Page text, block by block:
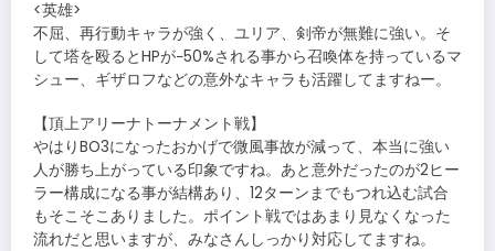
<英雄>
不屈、再行動キャラが強く、ユリア、剣帝が無難に強い。そ
して塔を殴るとHPが−50%される事から召喚体を持っているマ
シュー、ギザロフなどの意外なキャラも活躍してますねー。
【頂上アリーナトーナメント戦】
やはりBO3になったおかげで微風事故が減って、本当に強い
人が勝ち上がっている印象ですね。あと意外だったのが2ヒー
ラー構成になる事が結構あり、12ターンまでもつれ込む試合
もそこそこありました。ポイント戦ではあまり見なくなった
流れだと思いますが、みなさんしっかり対応してますね。